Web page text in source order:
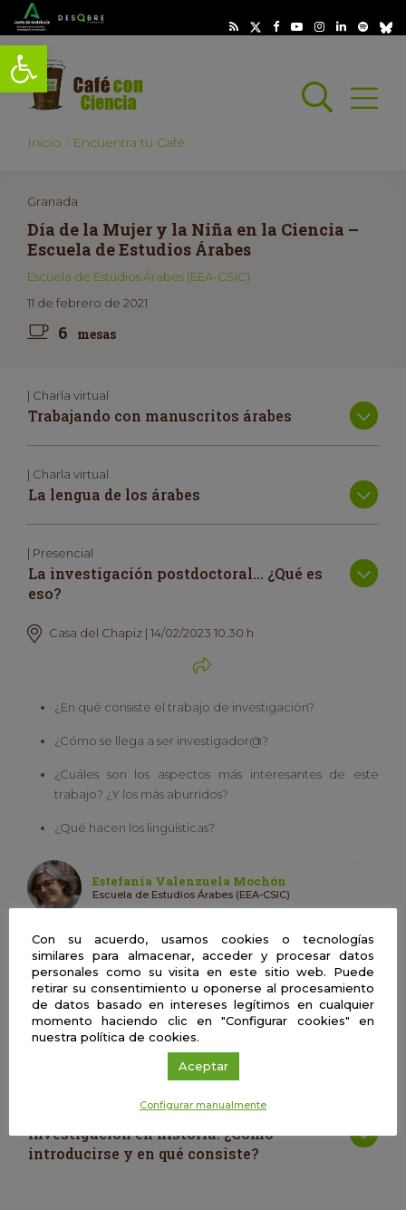
Abrir barra de herramientas
Abrir
Inicio Encuentra tu Café
Granada
Día de la Mujer y la Niña en la Ciencia –
Escuela de Estudios Árabes
Escuela de Estudios Árabes (EEA-CSIC)
11 de febrero de 2021
6 mesas
| Charla virtual
Trabajando con manuscritos árabes
| Charla virtual
La lengua de los árabes
| Presencial
La investigación postdoctoral… ¿Qué es
eso?
Casa del Chapiz | 14/02/2023 10.30 h
¿En qué consiste el trabajo de investigación?
¿Cómo se llega a ser investigador@?
¿Cuáles son los aspectos más interesantes de este
trabajo? ¿Y los más aburridos?
¿Qué hacen los lingüísticas?
Estefanía Valenzuela Mochón
Escuela de Estudios Árabes (EEA-CSIC)
| Presencial
La lengua de los árabes.
Investigación en historia: ¿Cómo
introducirse y en qué consiste?
Con su acuerdo, usamos cookies o tecnologías
similares para almacenar, acceder y procesar datos
personales como su visita en este sitio web. Puede
retirar su consentimiento u oponerse al procesamiento
de datos basado en intereses legítimos en cualquier
momento haciendo clic en "Configurar cookies" en
nuestra política de cookies.
Aceptar
Configurar manualmente